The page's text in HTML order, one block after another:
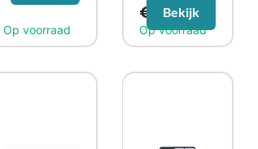
€ 778,99
Bekijk